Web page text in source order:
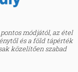
módjától, az étel
és a föld tápérték
közelítően szabad